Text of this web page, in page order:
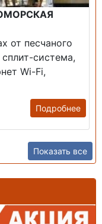
от песчаного
система,
Wi-Fi,
Подробнее
Показать все